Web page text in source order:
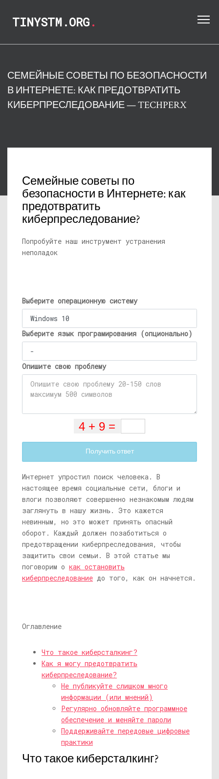
TINYSTM.ORG.
СЕМЕЙНЫЕ СОВЕТЫ ПО БЕЗОПАСНОСТИ
В ИНТЕРНЕТЕ: КАК ПРЕДОТВРАТИТЬ
КИБЕРПРЕСЛЕДОВАНИЕ — TECHPERX
Семейные советы по
безопасности в Интернете: как
предотвратить
киберпреследование?
Попробуйте наш инструмент устранения
неполадок
Выберите операционную систему
Выберите язык програмирования (опционально)
Опишите свою проблему
Получить ответ
Интернет упростил поиск человека. В
настоящее время социальные сети, блоги и
влоги позволяют совершенно незнакомым людям
заглянуть в нашу жизнь. Это кажется
невинным, но это может принять опасный
оборот. Каждый должен позаботиться о
предотвращении киберпреследования, чтобы
защитить свои семьи. В этой статье мы
поговорим о как остановить
киберпреследование до того, как он начнется.
Оглавление
Что такое киберсталкинг?
Как я могу предотвратить
киберпреследование?
Не публикуйте слишком много
информации (или мнений)
Регулярно обновляйте программное
обеспечение и меняйте пароли
Поддерживайте передовые цифровые
практики
Что такое киберсталкинг?